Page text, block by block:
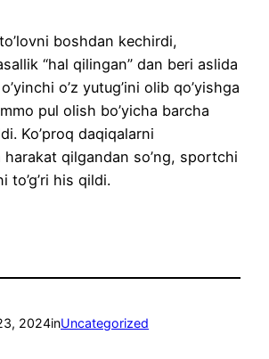
boshdan kechirdi,
“hal qilingan” dan beri aslida
o’z yutug’ini olib qo’yishga
pul olish bo’yicha barcha
Ko’proq daqiqalarni
qilgandan so’ng, sportchi
to’g’ri his qildi.
2024inUncategorized